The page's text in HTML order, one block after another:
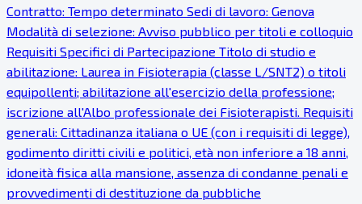
Contratto: Tempo determinato Sedi di lavoro: Genova
Modalità di selezione: Avviso pubblico per titoli e colloquio
Requisiti Specifici di Partecipazione Titolo di studio e
abilitazione: Laurea in Fisioterapia (classe L/SNT2) o titoli
equipollenti; abilitazione all'esercizio della professione;
iscrizione all'Albo professionale dei Fisioterapisti. Requisiti
generali: Cittadinanza italiana o UE (con i requisiti di legge),
godimento diritti civili e politici, età non inferiore a 18 anni,
idoneità fisica alla mansione, assenza di condanne penali e
provvedimenti di destituzione da pubbliche